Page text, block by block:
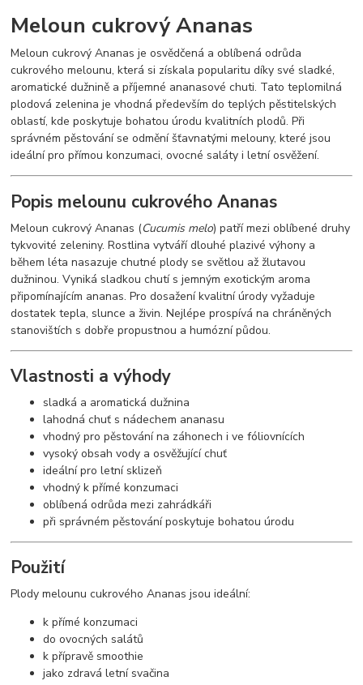
Meloun cukrový Ananas
Meloun cukrový Ananas je osvědčená a oblíbená odrůda
cukrového melounu, která si získala popularitu díky své sladké,
aromatické dužnině a příjemné ananasové chuti. Tato teplomilná
plodová zelenina je vhodná především do teplých pěstitelských
oblastí, kde poskytuje bohatou úrodu kvalitních plodů. Při
správném pěstování se odmění šťavnatými melouny, které jsou
ideální pro přímou konzumaci, ovocné saláty i letní osvěžení.
Popis melounu cukrového Ananas
Meloun cukrový Ananas (Cucumis melo) patří mezi oblíbené druhy
tykvovité zeleniny. Rostlina vytváří dlouhé plazivé výhony a
během léta nasazuje chutné plody se světlou až žlutavou
dužninou. Vyniká sladkou chutí s jemným exotickým aroma
připomínajícím ananas. Pro dosažení kvalitní úrody vyžaduje
dostatek tepla, slunce a živin. Nejlépe prospívá na chráněných
stanovištích s dobře propustnou a humózní půdou.
Vlastnosti a výhody
sladká a aromatická dužnina
lahodná chuť s nádechem ananasu
vhodný pro pěstování na záhonech i ve fóliovnících
vysoký obsah vody a osvěžující chuť
ideální pro letní sklizeň
vhodný k přímé konzumaci
oblíbená odrůda mezi zahrádkáři
při správném pěstování poskytuje bohatou úrodu
Použití
Plody melounu cukrového Ananas jsou ideální:
k přímé konzumaci
do ovocných salátů
k přípravě smoothie
jako zdravá letní svačina